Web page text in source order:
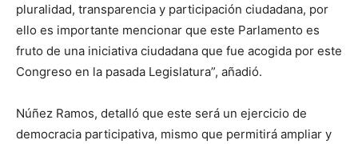
pluralidad, transparencia y participación ciudadana, por
ello es importante mencionar que este Parlamento es
fruto de una iniciativa ciudadana que fue acogida por este
Congreso en la pasada Legislatura”, añadió.
Núñez Ramos, detalló que este será un ejercicio de
democracia participativa, mismo que permitirá ampliar y